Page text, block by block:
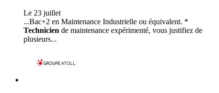
Le 23 juillet
...Bac+2 en Maintenance Industrielle ou équivalent. *
Technicien de maintenance expérimenté, vous justifiez de
plusieurs...